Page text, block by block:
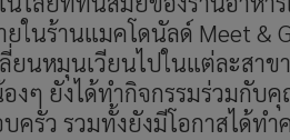
ในร้านแมคโดนัลด์ Meet &
นหมุนเวียนไปในแต่ละสาข
องๆ ยังได้ทำกิจกรรมร่วมกั
ครัว รวมทั้งยังมีโอกาสได้ท